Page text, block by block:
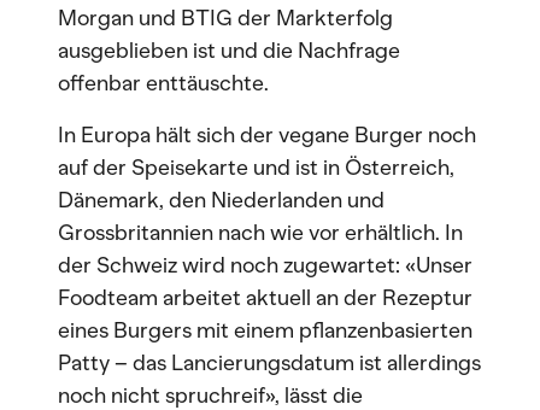
Morgan und BTIG der Markterfolg
ausgeblieben ist und die Nachfrage
offenbar enttäuschte.
In Europa hält sich der vegane Burger noch
auf der Speisekarte und ist in Österreich,
Dänemark, den Niederlanden und
Grossbritannien nach wie vor erhältlich. In
der Schweiz wird noch zugewartet: «Unser
Foodteam arbeitet aktuell an der Rezeptur
eines Burgers mit einem pflanzenbasierten
Patty – das Lancierungsdatum ist allerdings
noch nicht spruchreif», lässt die